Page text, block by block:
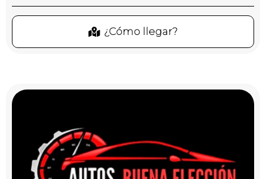
¿Cómo llegar?